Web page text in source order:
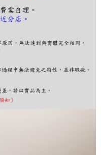
將跳轉至「AFTEE先享後付」
完成結帳。
。
中的連結，可透過四大超商／
為交易完成。
但若您需要取消訂單，請聯絡
視為有效，需透過AFTEE先享
帳頁面顯示為準，若有關於
問，請聯繫「AFTEE先享後付
support/home
：